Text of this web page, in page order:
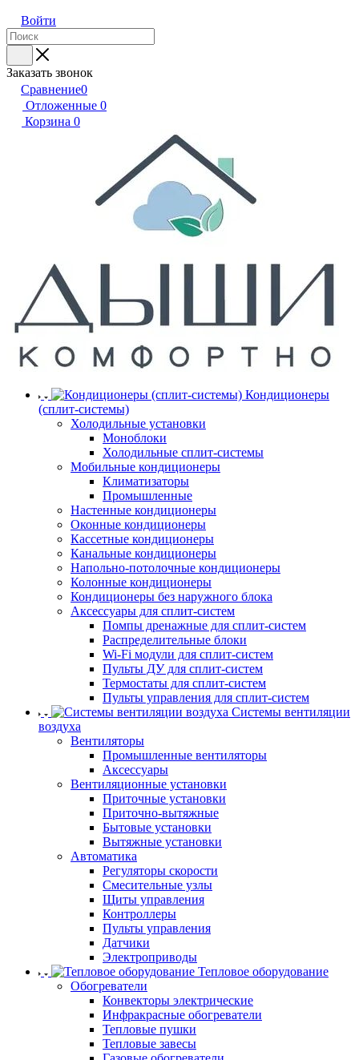
Войти
Заказать звонок
Сравнение0
Отложенные 0
Корзина 0
Кондиционеры
(сплит-системы)
Холодильные установки
Моноблоки
Холодильные сплит-системы
Мобильные кондиционеры
Климатизаторы
Промышленные
Настенные кондиционеры
Оконные кондиционеры
Кассетные кондиционеры
Канальные кондиционеры
Напольно-потолочные кондиционеры
Колонные кондиционеры
Кондиционеры без наружного блока
Аксессуары для сплит-систем
Помпы дренажные для сплит-систем
Распределительные блоки
Wi-Fi модули для сплит-систем
Пульты ДУ для сплит-систем
Термостаты для сплит-систем
Пульты управления для сплит-систем
Системы вентиляции
воздуха
Вентиляторы
Промышленные вентиляторы
Аксессуары
Вентиляционные установки
Приточные установки
Приточно-вытяжные
Бытовые установки
Вытяжные установки
Автоматика
Регуляторы скорости
Смесительные узлы
Щиты управления
Контроллеры
Пульты управления
Датчики
Электроприводы
Тепловое оборудование
Обогреватели
Конвекторы электрические
Инфракрасные обогреватели
Тепловые пушки
Тепловые завесы